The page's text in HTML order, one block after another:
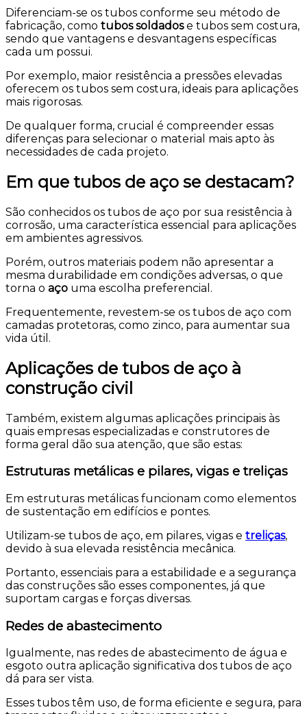
Diferenciam-se os tubos conforme seu método de
fabricação, como tubos soldadose tubos sem costura,
sendo que vantagens e desvantagens específicas
cada um possui.
Por exemplo, maior resistência a pressões elevadas
oferecem os tubos sem costura, ideais para aplicações
mais rigorosas.
De qualquer forma, crucial é compreender essas
diferenças para selecionar o material mais apto às
necessidades de cada projeto.
Em que tubos de aço se destacam?
São conhecidos os tubos de aço por sua resistência à
corrosão, uma característica essencial para aplicações
em ambientes agressivos.
Porém, outros materiais podem não apresentar a
mesma durabilidade em condições adversas, o que
torna o aço uma escolha preferencial.
Frequentemente, revestem-se os tubos de aço com
camadas protetoras, como zinco, para aumentar sua
vida útil.
Aplicações de tubos de aço à
construção civil
Também, existem algumas aplicações principais às
quais empresas especializadas e construtores de
forma geral dão sua atenção, que são estas:
Estruturas metálicas e pilares, vigas e treliças
Em estruturas metálicas funcionam como elementos
de sustentação em edifícios e pontes.
Utilizam-se tubos de aço, em pilares, vigas e treliças,
devido à sua elevada resistência mecânica.
Portanto, essenciais para a estabilidade e a segurança
das construções são esses componentes, já que
suportam cargas e forças diversas.
Redes de abastecimento
Igualmente, nas redes de abastecimento de água e
esgoto outra aplicação significativa dos tubos de aço
dá para ser vista.
Esses tubos têm uso, de forma eficiente e segura, para